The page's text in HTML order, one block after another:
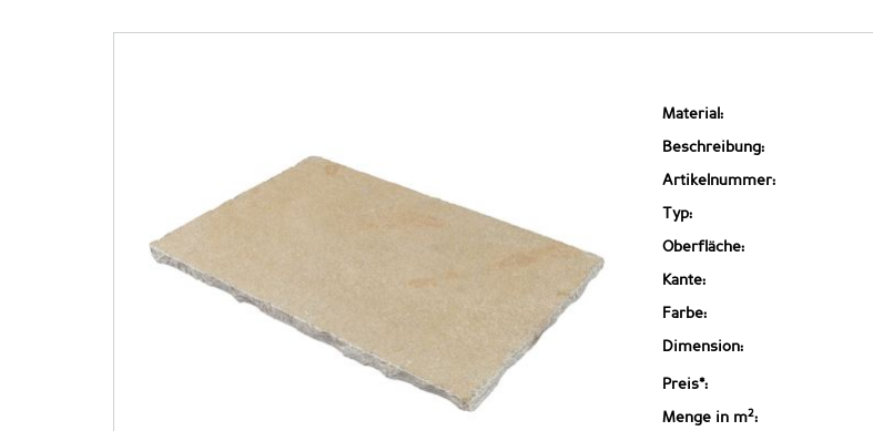
Material:
Beschreibung:
Artikelnummer:
Typ:
Oberfläche:
Kante:
Farbe:
Dimension:
Preis*:
Menge in m2: